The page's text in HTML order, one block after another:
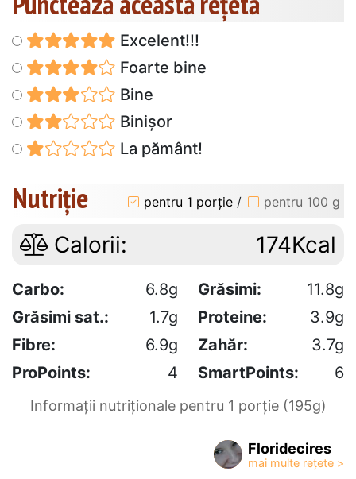
Excelent!!!
Foarte bine
Bine
Binișor
La pământ!
Nutriție pentru 1 porție / pentru 100 g
Calorii: 174Kcal
Carbo: 6.8g Grăsimi:
11.8g
Grăsimi sat.:
1.7g Proteine:
3.9g
Fibre:
6.9g Zahăr:
3.7g
ProPoints:
4 SmartPoints: 6
Informații nutriționale pentru 1 porție (195g)
Floridecires